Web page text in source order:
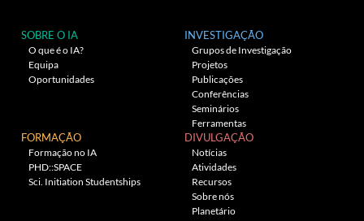
SOBRE O IA
O que é o IA?
Equipa
Oportunidades
INVESTIGAÇÃO
Grupos de Investigação
Projetos
Publicações
Conferências
Seminários
Ferramentas
FORMAÇÃO
Formação no IA
PHD::SPACE
Sci. Initiation Studentships
DIVULGAÇÃO
Notícias
Atividades
Recursos
Sobre nós
Planetário